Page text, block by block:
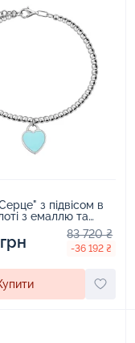
з підвісом в
з емаллю та
- 1974432
83 720 ₴
-36 192 ₴